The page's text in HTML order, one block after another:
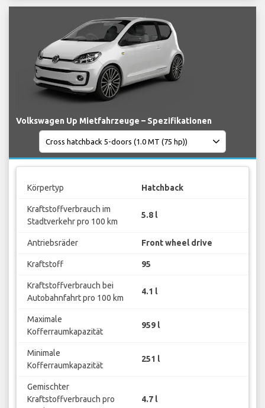
Volkswagen Up Mietfahrzeuge – Spezifikationen
Körpertyp Hatchback
Kraftstoffverbrauch im
Stadtverkehr pro 100 km
5.8 l
Antriebsräder Front wheel drive
Kraftstoff 95
Kraftstoffverbrauch bei
Autobahnfahrt pro 100 km
4.1 l
Maximale
Kofferraumkapazität
959 l
Minimale
Kofferraumkapazität
251 l
Gemischter
Kraftstoffverbrauch pro
4.7 l